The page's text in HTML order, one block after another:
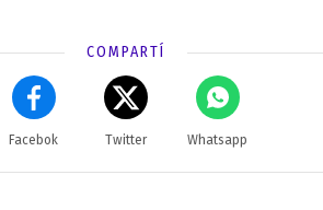
COMPARTÍ
Facebok Twitter Whatsapp